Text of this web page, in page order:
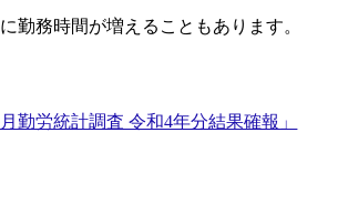
勤務時間が増えることもあります。
勤労統計調査 令和4年分結果確報」